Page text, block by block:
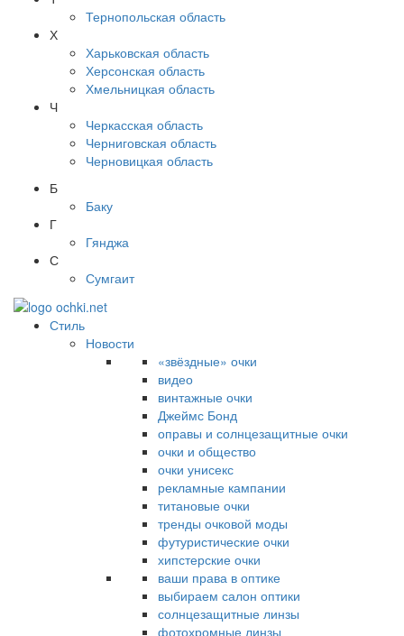
Тернопольская область
Х
Харьковская область
Херсонская область
Хмельницкая область
Ч
Черкасская область
Черниговская область
Черновицкая область
Б
Баку
Г
Гянджа
С
Сумгаит
Стиль
Новости
«звёздные» очки
видео
винтажные очки
Джеймс Бонд
оправы и солнцезащитные очки
очки и общество
очки унисекс
рекламные кампании
титановые очки
тренды очковой моды
футуристические очки
хипстерские очки
ваши права в оптике
выбираем салон оптики
солнцезащитные линзы
фотохромные линзы